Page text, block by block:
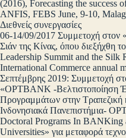
(2016), Forecasting the success
ANFIS, FEBS June, 9-10,
Διεθνείς συνεργασίες
06-14/09/2017 Συμμετοχή στον
Σιάν της Κίνας, όπου διεξήχθη
Leadership Summit and the Silk
International Commerce annual
Σεπτέμβρης 2019: Συμμετοχή
«OPΤBANK -Βελτιστοποίηση
Προγραμμάτων στην Τραπεζική
Ινδονησιακά Πανεπιστήμια-
Doctoral Programs In BANKing
Universities» για μεταφορά